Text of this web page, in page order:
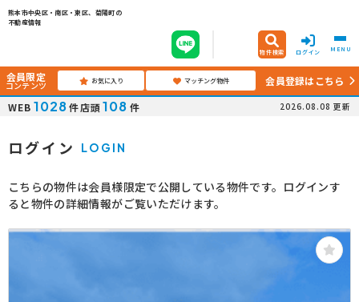
熊本市中央区・南区・東区、菊陽町の
不動産情報
物件検索 ログイン MENU
会員限定
コンテンツ お気に入り マッチング物件
会員登録はこちら
WEB 1028 件店頭108 件 2026.08.08 更新
ログイン LOGIN
こちらの物件は会員様限定で公開している物件です。ログインす
ると物件の詳細情報がご覧いただけます。